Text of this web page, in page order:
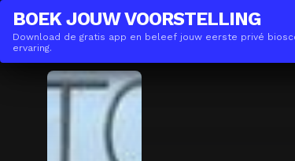
THE(ANY)THINGZAKELIJK
Films Locaties
BOEK JOUW VOORSTELLING
Download de gratis app en beleef jouw eerste privé
ervaring.